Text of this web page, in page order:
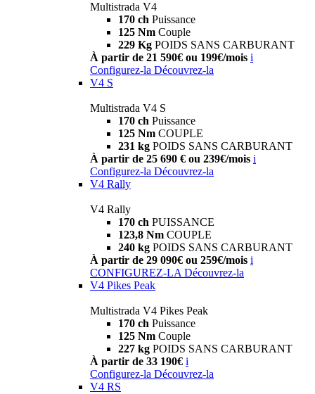
Multistrada V4
170 ch Puissance
125 Nm Couple
229 Kg POIDS SANS CARBURANT
À partir de 21 590€ ou 199€/mois i
Configurez-la Découvrez-la
V4 S
Multistrada V4 S
170 ch Puissance
125 Nm COUPLE
231 kg POIDS SANS CARBURANT
À partir de 25 690 € ou 239€/mois i
Configurez-la Découvrez-la
V4 Rally
V4 Rally
170 ch PUISSANCE
123,8 Nm COUPLE
240 kg POIDS SANS CARBURANT
À partir de 29 090€ ou 259€/mois i
CONFIGUREZ-LA Découvrez-la
V4 Pikes Peak
Multistrada V4 Pikes Peak
170 ch Puissance
125 Nm Couple
227 kg POIDS SANS CARBURANT
À partir de 33 190€ i
Configurez-la Découvrez-la
V4 RS